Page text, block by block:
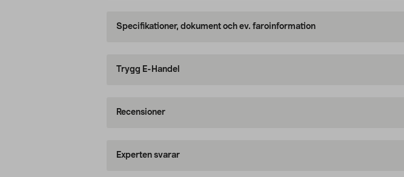
Specifikationer, dokument och ev. faroinformation
Trygg E-Handel
Recensioner
Experten svarar